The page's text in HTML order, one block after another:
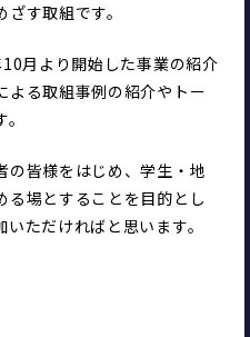
す取組です。
月より開始した事業の紹介
よる取組事例の紹介やトー
の皆様をはじめ、学生・地
る場とすることを目的とし
ただければと思います。